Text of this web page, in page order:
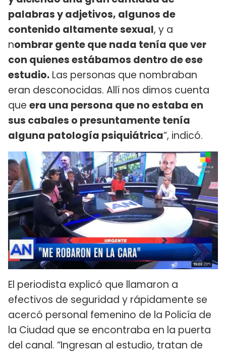
palabras y adjetivos, algunos de
contenido altamente sexual, y a
nombrar gente que nada tenía que ver
con quienes estábamos dentro de ese
estudio. Las personas que nombraban
eran desconocidas. Allí nos dimos cuenta
que era una persona que no estaba en
sus cabales o presuntamente tenía
alguna patología psiquiátrica”, indicó.
El periodista explicó que llamaron a
efectivos de seguridad y rápidamente se
acercó personal femenino de la Policía de
la Ciudad que se encontraba en la puerta
del canal. “Ingresan al estudio, tratan de